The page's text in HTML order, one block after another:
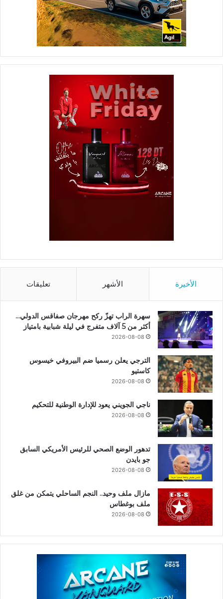
الأخيرة الأشهر تعليقات
سهرة الراب تهزّ ركح مهرجان صفاقس الدولي…
أكثر من 5 آلاف متفرج في ليلة شبابية بامتياز
2026-08-08
الترجي يعلن رسميا ضم البيروفي خيسوس
كاستيو
2026-08-08
ناجي الجويني يعود للإدارة الوطنية للتحكيم
2026-08-08
تدهور الوضع الصحي للرئيس الأمريكي السابق
جو بايدن
2026-08-08
مازال ملف وحيد.. النجم الساحلي يتمكن من غلق
ملف بوغطاس
2026-08-08